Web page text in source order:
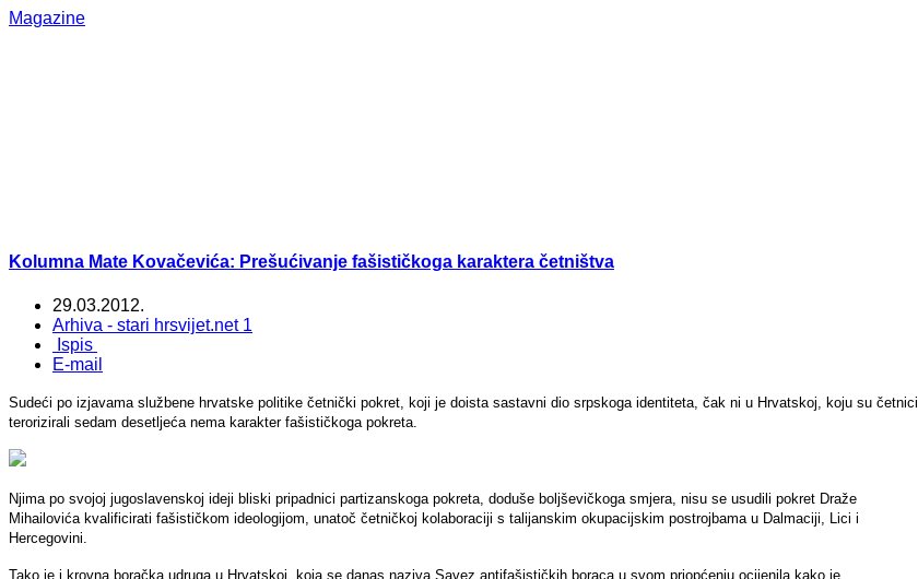
Magazine
Kolumna Mate Kovačevića: Prešućivanje fašističkoga karaktera četništva
29.03.2012.
Arhiva - stari hrsvijet.net 1
Ispis
E-mail
Sudeći po izjavama službene hrvatske politike četnički pokret, koji je doista sastavni dio srpskoga identiteta, čak ni u Hrvatskoj, koju su četnici
terorizirali sedam desetljeća nema karakter fašističkoga pokreta.
Njima po svojoj jugoslavenskoj ideji bliski pripadnici partizanskoga pokreta, doduše boljševičkoga smjera, nisu se usudili pokret Draže
Mihailovića kvalificirati fašističkom ideologijom, unatoč četničkoj kolaboraciji s talijanskim okupacijskim postrojbama u Dalmaciji, Lici i
Hercegovini.
Tako je i krovna boračka udruga u Hrvatskoj, koja se danas naziva Savez antifašističkih boraca u svom priopćenju ocijenila kako je